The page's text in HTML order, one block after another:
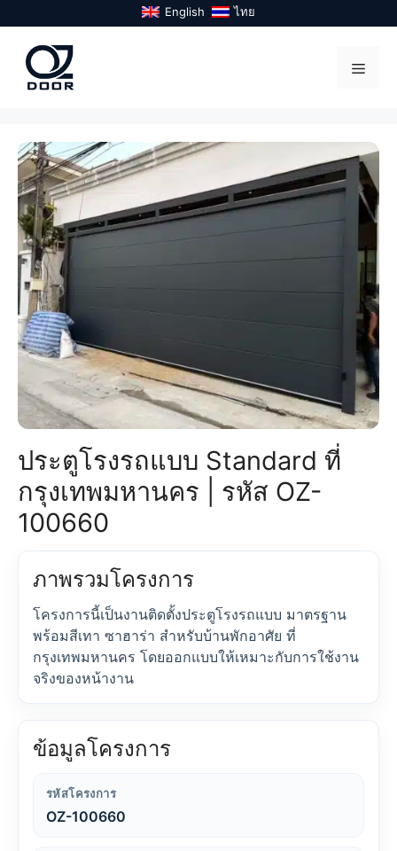
to
content
English ไทย
ประตูโรงรถแบบ Standard ที่
กรุงเทพมหานคร | รหัส OZ-
100660
ภาพรวมโครงการ
โครงการนี้เป็นงานติดตั้งประตูโรงรถแบบ มาตรฐาน
พร้อมสีเทา ซาฮาร่า สำหรับบ้านพักอาศัย ที่
กรุงเทพมหานคร โดยออกแบบให้เหมาะกับการใช้งาน
จริงของหน้างาน
ข้อมูลโครงการ
รหัสโครงการ
OZ-100660